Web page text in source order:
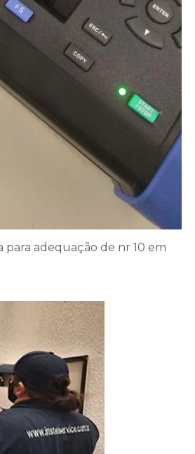
para adequação de nr 10 em